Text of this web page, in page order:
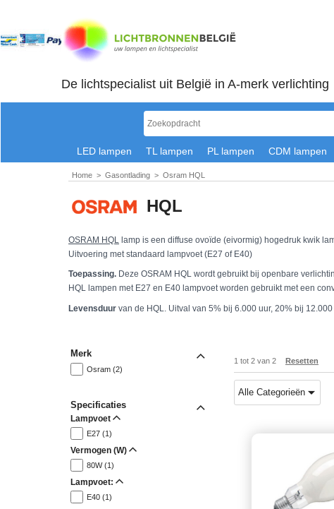
De lichtspecialist uit België in A-merk verlichting
LED lampen TL lampen PL lampen CDM lampen
Home > Gasontlading > Osram HQL
HQL
OSRAM HQL
lamp is een diffuse ovoïde (eivormig) hogedruk kwik
Uitvoering met standaard lampvoet (E27 of E40)
Toepassing. Deze OSRAM HQL wordt gebruikt bij openbare
HQL lampen met E27 en E40 lampvoet worden gebruikt met een
Levensduur van de HQL. Uitval van 5% bij 6.000 uur, 20% bij
Merk
Osram (2)
Specificaties
Lampvoet
E27 (1)
Vermogen (W)
80W (1)
Lampvoet:
E40 (1)
1 tot 2 van 2 Resetten
Alle Categorieën